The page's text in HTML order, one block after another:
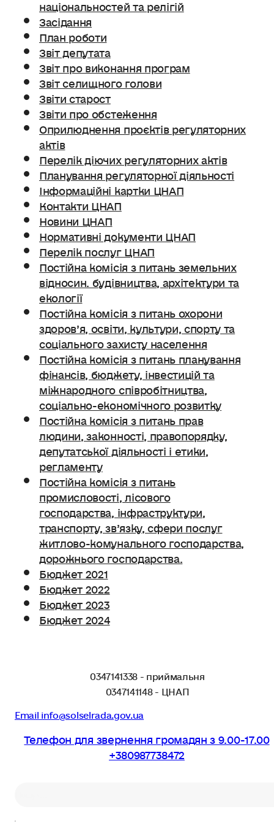
національностей та релігій
Засідання
План роботи
Звіт депутата
Звіт про виконання програм
Звіт селищного голови
Звіти старост
Звіти про обстеження
Оприлюднення проєктів регуляторних
актів
Перелік діючих регуляторних актів
Планування регуляторної діяльності
Інформаційні картки ЦНАП
Контакти ЦНАП
Новини ЦНАП
Нормативні документи ЦНАП
Перелік послуг ЦНАП
Постійна комісія з питань земельних
відносин. будівництва, архітектури та
екології
Постійна комісія з питань охорони
здоров’я, освіти, культури, спорту та
соціального захисту населення
Постійна комісія з питань планування
фінансів, бюджету, інвестицій та
міжнародного співробітництва,
соціально-економічного розвитку
Постійна комісія з питань прав
людини, законності, правопорядку,
депутатської діяльності і етики,
регламенту
Постійна комісія з питань
промисловості, лісового
господарства, інфраструктури,
транспорту, зв’язку, сфери послуг
житлово-комунального господарства,
дорожнього господарства.
Бюджет 2021
Бюджет 2022
Бюджет 2023
Бюджет 2024
0347141338 - приймальня
0347141148 - ЦНАП
Email info@solselrada.gov.ua
Телефон для звернення громадян з 9.00-17.00
+380987738472